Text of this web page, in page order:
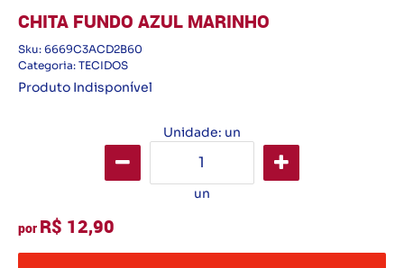
CHITA FUNDO AZUL MARINHO
Sku: 6669C3ACD2B60
Categoria: TECIDOS
Produto Indisponível
Unidade: un
un
por R$ 12,90